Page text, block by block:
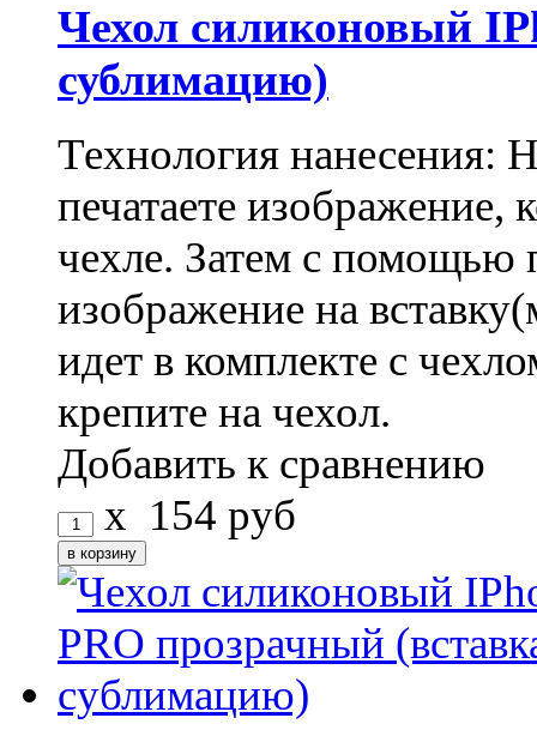
Чехол силиконовый
сублимацию)
Технология нанесения:
печатаете изображение,
чехле. Затем с помощью
изображение на
идет в комплекте с
крепите на чехол.
Добавить к сравнению
x 154 руб